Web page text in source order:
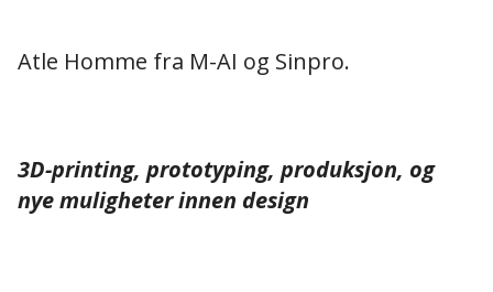
Atle Homme fra M-AI og Sinpro.
3D-printing, prototyping, produksjon, og
nye muligheter innen design